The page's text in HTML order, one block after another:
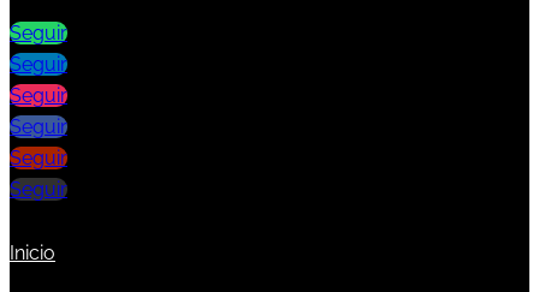
Seguir
Seguir
Seguir
Seguir
Seguir
Seguir
Inicio